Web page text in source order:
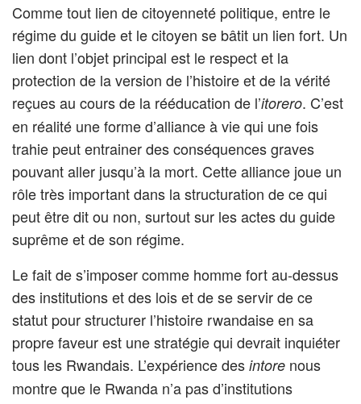
Comme tout lien de citoyenneté politique, entre le
régime du guide et le citoyen se bâtit un lien fort. Un
lien dont l’objet principal est le respect et la
protection de la version de l’histoire et de la vérité
reçues au cours de la rééducation de l’itorero. C’est
en réalité une forme d’alliance à vie qui une fois
trahie peut entrainer des conséquences graves
pouvant aller jusqu’à la mort. Cette alliance joue un
rôle très important dans la structuration de ce qui
peut être dit ou non, surtout sur les actes du guide
suprême et de son régime.
Le fait de s’imposer comme homme fort au-dessus
des institutions et des lois et de se servir de ce
statut pour structurer l’histoire rwandaise en sa
propre faveur est une stratégie qui devrait inquiéter
tous les Rwandais. L’expérience des intore nous
montre que le Rwanda n’a pas d’institutions